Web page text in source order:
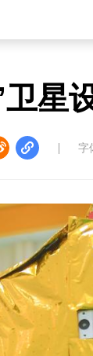
星
字